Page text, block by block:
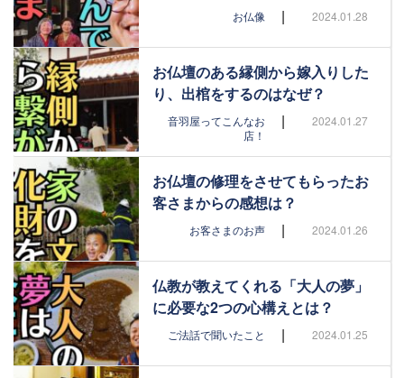
お仏像 | 2024.01.28
お仏壇のある縁側から嫁入りした
り、出棺をするのはなぜ？
音羽屋ってこんなお
店！
| 2024.01.27
お仏壇の修理をさせてもらったお
客さまからの感想は？
お客さまのお声 | 2024.01.26
仏教が教えてくれる「大人の夢」
に必要な2つの心構えとは？
ご法話で聞いたこと | 2024.01.25